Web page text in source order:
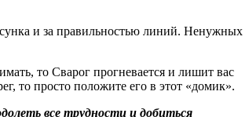
и за правильностью линий. Ненужных
то Сварог прогневается и лишит вас
то просто положите его в этот «домик».
все трудности и добиться